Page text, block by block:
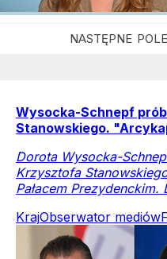
Wysocka-Schnepf
Stanowskiego.
Dorota Wysocka-
Krzysztofa
Pałacem
KrajObserwator mediów